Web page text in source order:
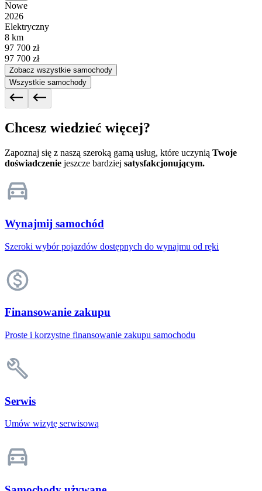
Nowe
2026
Elektryczny
8 km
97 700 zł
97 700 zł
Zobacz wszystkie samochody
Wszystkie samochody
Chcesz wiedzieć więcej?
Zapoznaj się z naszą szeroką gamą usług, które uczynią Twoje
doświadczenie jeszcze bardziej satysfakcjonującym.
Wynajmij samochód
Szeroki wybór pojazdów dostępnych do wynajmu od ręki
Finansowanie zakupu
Proste i korzystne finansowanie zakupu samochodu
Serwis
Umów wizytę serwisową